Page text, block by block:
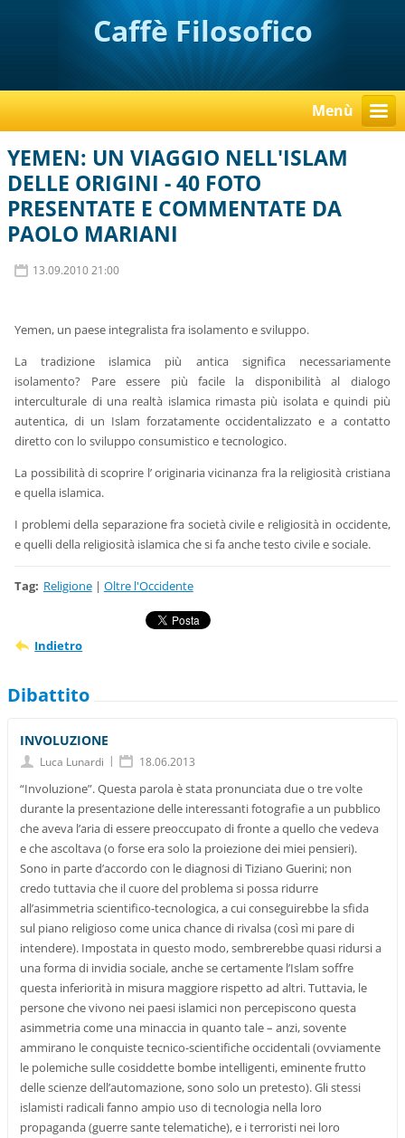
Caffè Filosofico
Menù
YEMEN: UN VIAGGIO NELL'ISLAM
DELLE ORIGINI - 40 FOTO
PRESENTATE E COMMENTATE DA
PAOLO MARIANI
13.09.2010 21:00
Yemen, un paese integralista fra isolamento e sviluppo.
La tradizione islamica più antica significa necessariamente
isolamento? Pare essere più facile la disponibilità al dialogo
interculturale di una realtà islamica rimasta più isolata e quindi più
autentica, di un Islam forzatamente occidentalizzato e a contatto
diretto con lo sviluppo consumistico e tecnologico.
La possibilità di scoprire l’ originaria vicinanza fra la religiosità cristiana
e quella islamica.
I problemi della separazione fra società civile e religiosità in occidente,
e quelli della religiosità islamica che si fa anche testo civile e sociale.
Tag: Religione | Oltre l'Occidente
Indietro
Dibattito
INVOLUZIONE
Luca Lunardi | 18.06.2013
“Involuzione”. Questa parola è stata pronunciata due o tre volte
durante la presentazione delle interessanti fotografie a un pubblico
che aveva l’aria di essere preoccupato di fronte a quello che vedeva
e che ascoltava (o forse era solo la proiezione dei miei pensieri).
Sono in parte d’accordo con le diagnosi di Tiziano Guerini; non
credo tuttavia che il cuore del problema si possa ridurre
all’asimmetria scientifico-tecnologica, a cui conseguirebbe la sfida
sul piano religioso come unica chance di rivalsa (così mi pare di
intendere). Impostata in questo modo, sembrerebbe quasi ridursi a
una forma di invidia sociale, anche se certamente l’Islam soffre
questa inferiorità in misura maggiore rispetto ad altri. Tuttavia, le
persone che vivono nei paesi islamici non percepiscono questa
asimmetria come una minaccia in quanto tale – anzi, sovente
ammirano le conquiste tecnico-scientifiche occidentali (ovviamente
le polemiche sulle cosiddette bombe intelligenti, eminente frutto
delle scienze dell’automazione, sono solo un pretesto). Gli stessi
islamisti radicali fanno ampio uso di tecnologia nella loro
propaganda (guerre sante telematiche), e i terroristi nei loro